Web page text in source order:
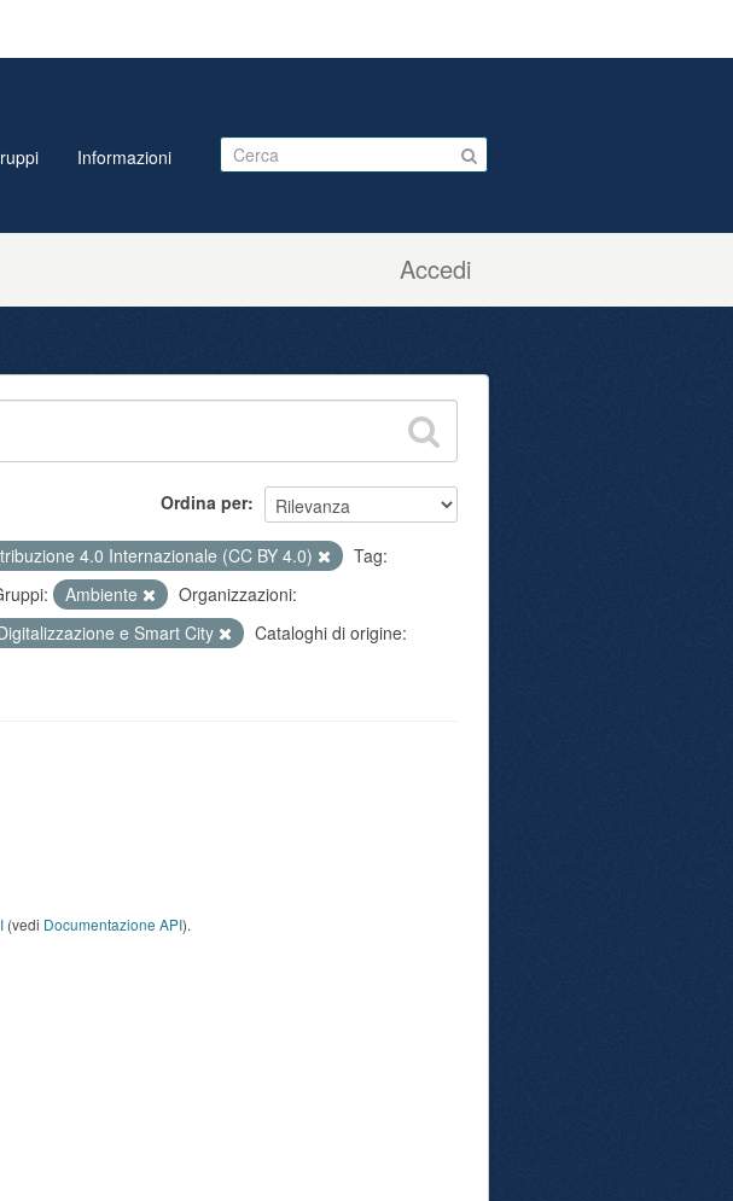
Accedi
Informazioni
Ordina per
4.0 Internazionale (CC BY 4.0)
Tag:
Ambiente
Organizzazioni:
e Smart City
Cataloghi di origine:
(vedi Documentazione API).